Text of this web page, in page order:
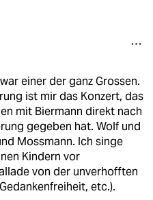
einer der ganz Grossen.
ist mir das Konzert, das
mit Biermann direkt nach
gegeben hat. Wolf und
Mossmann. Ich singe
Kindern vor
von der unverhofften
etc.).